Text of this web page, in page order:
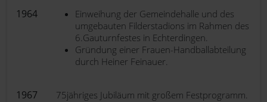
1964
Einweihung der Gemeindehalle und des
umgebauten Filderstadions im Rahmen des
6.Gauturnfestes in Echterdingen.
Gründung einer Frauen-Handballabteilung
durch Heiner Feinauer.
1967 75jähriges Jubiläum mit großem Festprogramm.